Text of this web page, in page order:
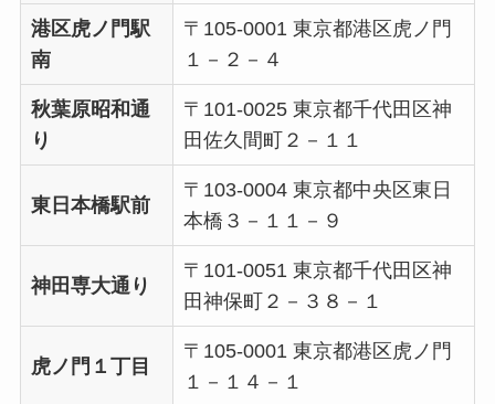
港区虎ノ門駅
南
〒105-0001 東京都港区虎ノ門
１－２－４
秋葉原昭和通
り
〒101-0025 東京都千代田区神
田佐久間町２－１１
東日本橋駅前
〒103-0004 東京都中央区東日
本橋３－１１－９
神田専大通り
〒101-0051 東京都千代田区神
田神保町２－３８－１
虎ノ門１丁目
〒105-0001 東京都港区虎ノ門
１－１４－１